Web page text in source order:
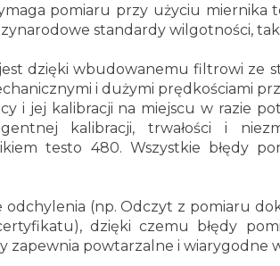
pomiaru przy użyciu miernika
standardy wilgotności,
dzięki wbudowanemu filtrowi ze
i dużymi prędkościami
i jej kalibracji na miejscu w razie
kalibracji, trwałości i
testo 480. Wszystkie błędy
odchylenia (np. Odczyt z pomiaru
dzięki czemu błędy
zapewnia powtarzalne i wiarygodne